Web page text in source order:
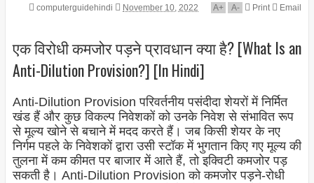
computerguidehindi November 10, 2022 A+ A- Print Email
एक विरोधी कमजोर पड़ने प्रावधान क्या है? [What Is an
Anti-Dilution Provision?] [In Hindi]
Anti-Dilution Provision परिवर्तनीय पसंदीदा शेयरों में निर्मित
खंड हैं और कुछ विकल्प निवेशकों को उनके निवेश से संभावित रूप
से मूल्य खोने से बचाने में मदद करते हैं। जब किसी शेयर के नए
निर्गम पहले के निवेशकों द्वारा उसी स्टॉक में भुगतान किए गए मूल्य की
तुलना में कम कीमत पर बाजार में आते हैं, तो इक्विटी कमजोर पड़
सकती है। Anti-Dilution Provision को कमजोर पड़ने-रोधी